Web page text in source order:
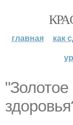
главная как